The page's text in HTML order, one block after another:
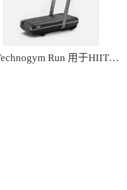
Technogym Run 用于HIIT训练的跑步机